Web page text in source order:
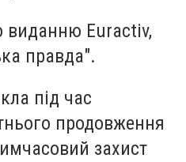
виданню Euractiv,
правда".
під час
продовження
захист